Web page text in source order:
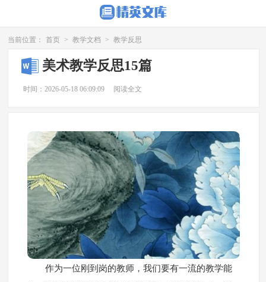
当前位置： 首页 > 教学文档 > 教学反思
美术教学反思15篇
时间：2026-05-18 06:09:09 阅读全文
作为一位刚到岗的教师，我们要有一流的教学能